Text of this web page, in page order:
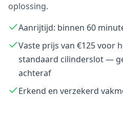
oplossing.
Aanrijtijd: binnen 60
Vaste prijs van €125 voor
standaard cilinderslot —
achteraf
Erkend en verzekerd